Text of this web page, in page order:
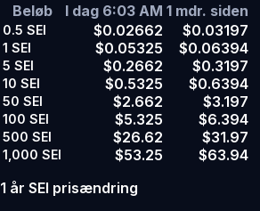
Beløb
I dag 6:03 AM 1 mdr. siden
0.5 SEI $0.02662 $0.03197
1 SEI $0.05325 $0.06394
5 SEI $0.2662 $0.3197
10 SEI $0.5325 $0.6394
50 SEI $2.662 $3.197
100 SEI $5.325 $6.394
500 SEI $26.62 $31.97
1,000 SEI $53.25
$63.94
1 år SEI prisændring